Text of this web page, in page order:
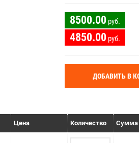
8500.00 руб.
4850.00 руб.
ДОБАВИТЬ В
Цена Количество Сумма